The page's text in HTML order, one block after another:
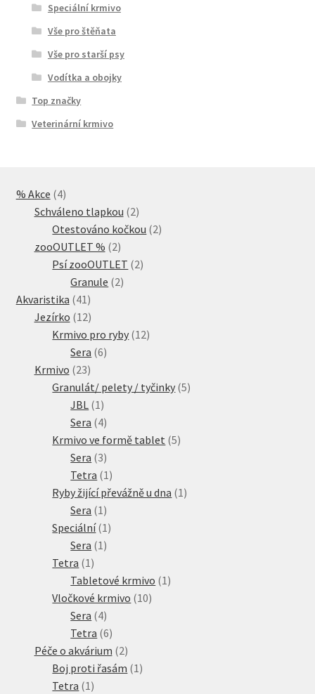
Speciální krmivo
Vše pro štěňata
Vše pro starší psy
Vodítka a obojky
Top značky
Veterinární krmivo
% Akce 44
produkty
Schváleno tlapkou 22
produkty
Otestováno kočkou 22
zooOUTLET % 22
produkty
Psí zooOUTLET 22
Granule 22
Akvaristika 41 41
produktů
Jezírko 1212
produktů
Krmivo pro ryby 1212
Sera 66
Krmivo 2323
produktů
Granulát/ pelety / tyčinky 55
JBL 1 1
produkt
Sera 44
produkty
Krmivo ve formě tablet 55
Sera 33
produkty
Tetra 1 1
produkt
Ryby žijící převážně u dna 1 1
Sera 1 1
produkt
Speciální 1 1
Sera 1 1
Tetra 1 1
produkt
Tabletové krmivo 1 1
Vločkové krmivo 1010
Sera 44
produkty
Tetra 66
produktů
Péče o akvárium 22
produkty
Boj proti řasám 1 1
Tetra 1 1